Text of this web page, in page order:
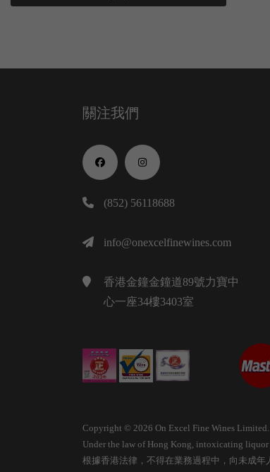
關注我們
(852) 56118688
info@onexcelfinewines.com
香港金鐘金鐘道89號力寶中
心一座34樓3403室
Copyright © 2026 On Excel Fine Wines Limited.
Under the law of Hong Kong, intoxicating liquor
根據香港法律，不得在業務過程中，向未成年